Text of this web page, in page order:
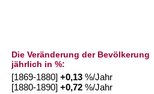
Die Veränderung der Bevölkerung
jährlich in %:
[1869-1880]+0,13 %/Jahr
[1880-1890]+0,72 %/Jahr